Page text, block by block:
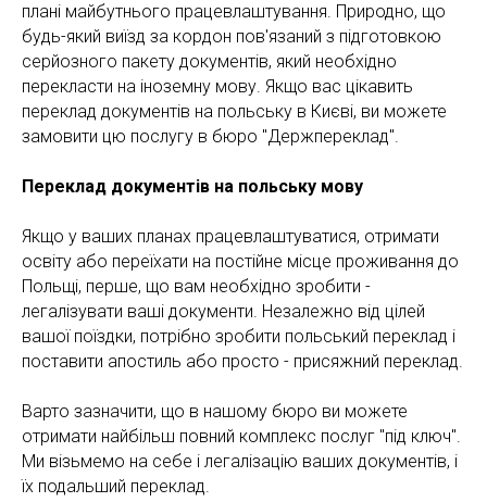
плані майбутнього працевлаштування. Природно, що
будь-який виїзд за кордон пов'язаний з підготовкою
серйозного пакету документів, який необхідно
перекласти на іноземну мову. Якщо вас цікавить
переклад документів на польську в Києві, ви можете
замовити цю послугу в бюро "Держпереклад".
Переклад документів на польську мову
Якщо у ваших планах працевлаштуватися, отримати
освіту або переїхати на постійне місце проживання до
Польщі, перше, що вам необхідно зробити -
легалізувати ваші документи. Незалежно від цілей
вашої поїздки, потрібно зробити польський переклад і
поставити апостиль або просто - присяжний переклад.
Варто зазначити, що в нашому бюро ви можете
отримати найбільш повний комплекс послуг "під ключ".
Ми візьмемо на себе і легалізацію ваших документів, і
їх подальший переклад.